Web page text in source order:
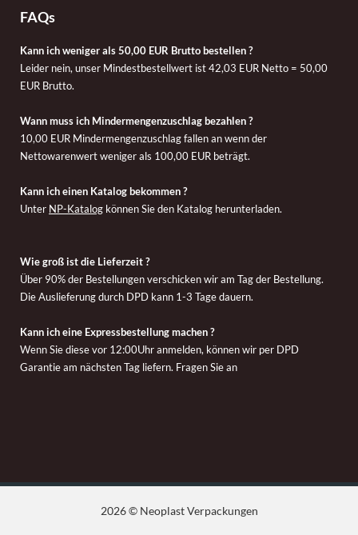
FAQs
Kann ich weniger als 50,00 EUR Brutto bestellen ?
Leider nein, unser Mindestbestellwert ist 42,03 EUR Netto = 50,00
EUR Brutto.
Wann muss ich Mindermengenzuschlag bezahlen ?
10,00 EUR Mindermengenzuschlag fallen an wenn der
Nettowarenwert weniger als 100,00 EUR beträgt.
Kann ich einen Katalog bekommen ?
Unter NP-Katalog können Sie den Katalog herunterladen.
Wie groß ist die Lieferzeit ?
Über 90% der Bestellungen verschicken wir am Tag der Bestellung.
Die Auslieferung durch DPD kann 1-3 Tage dauern.
Kann ich eine Expressbestellung machen ?
Wenn Sie diese vor 12:00Uhr anmelden, können wir per DPD
Garantie am nächsten Tag liefern. Fragen Sie an
2026 © Neoplast Verpackungen